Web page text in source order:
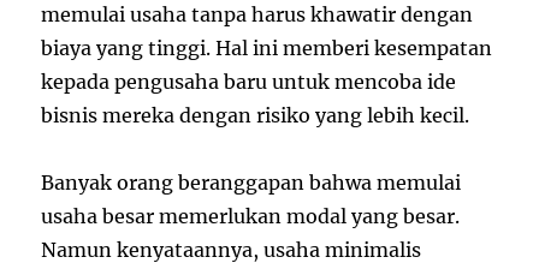
memulai usaha tanpa harus khawatir dengan
biaya yang tinggi. Hal ini memberi kesempatan
kepada pengusaha baru untuk mencoba ide
bisnis mereka dengan risiko yang lebih kecil.
Banyak orang beranggapan bahwa memulai
usaha besar memerlukan modal yang besar.
Namun kenyataannya, usaha minimalis